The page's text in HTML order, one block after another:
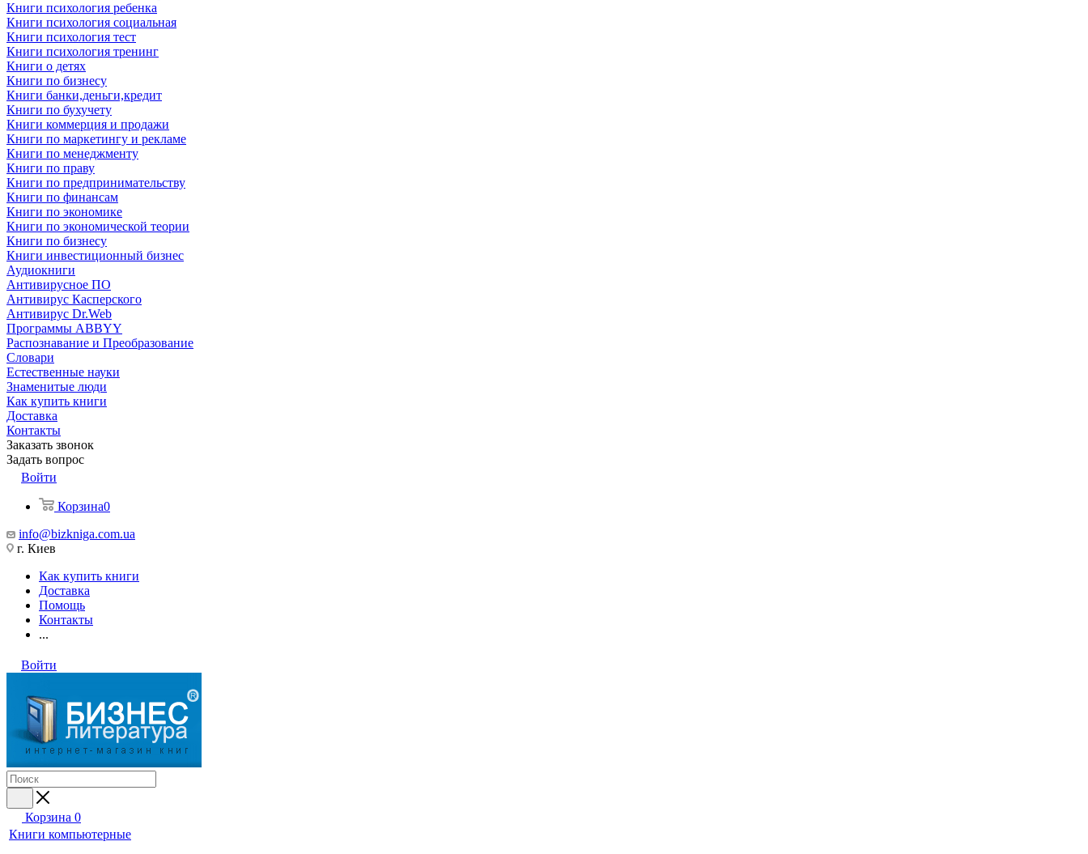
Книги психология ребенка
Книги психология социальная
Книги психология тест
Книги психология тренинг
Книги о детях
Книги по бизнесу
Книги банки,деньги,кредит
Книги по бухучету
Книги коммерция и продажи
Книги по маркетингу и рекламе
Книги по менеджменту
Книги по праву
Книги по предпринимательству
Книги по финансам
Книги по экономике
Книги по экономической теории
Книги по бизнесу
Книги инвестиционный бизнес
Аудиокниги
Антивирусное ПО
Антивирус Касперского
Антивирус Dr.Web
Программы ABBYY
Распознавание и Преобразование
Словари
Естественные науки
Знаменитые люди
Как купить книги
Доставка
Контакты
Заказать звонок
Задать вопрос
Войти
Корзина0
info@bizkniga.com.ua
г. Киев
Как купить книги
Доставка
Помощь
Контакты
...
Войти
Корзина 0
Книги компьютерные